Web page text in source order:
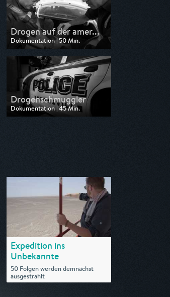
Drogen auf der amer...
Dokumentation | 50 Min.
Ausgestrahlt von Pro 7 Maxx
am 17.10.2025, 11:00
Drogenschmuggler
Dokumentation | 45 Min.
Ausgestrahlt von Pro 7 Maxx
Expedition ins
Unbekannte
50 Folgen werden demnächst
ausgestrahlt